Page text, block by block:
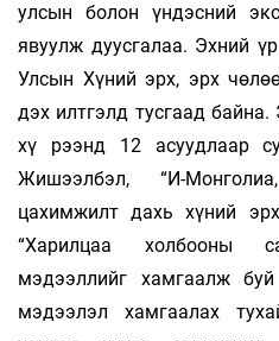
улсын болон үндэсний
явуулж дуусгалаа. Эхний
Улсын Хүний эрх, эрх
дэх илтгэлд тусгаад
хү­ рээнд 12 асуудлаар
Жишээлбэл, “И-
цахимжилт дахь хүний
“Харилцаа холбооны
мэдээллийг хамгаалж
мэдээлэл хамгаалах